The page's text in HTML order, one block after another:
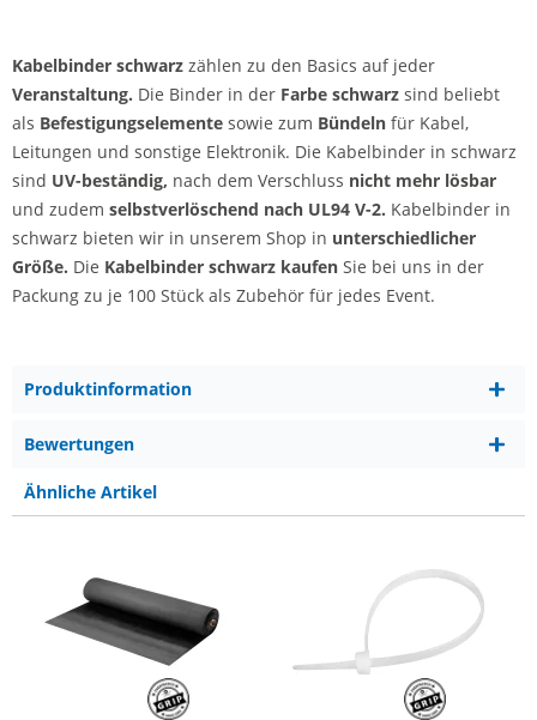
Kabelbinder schwarz zählen zu den Basics auf jeder
Veranstaltung. Die Binder in der Farbe schwarz sind beliebt
als Befestigungselemente sowie zum Bündeln für Kabel,
Leitungen und sonstige Elektronik. Die Kabelbinder in schwarz
sind UV-beständig, nach dem Verschluss nicht mehr lösbar
und zudem selbstverlöschend nach UL94 V-2. Kabelbinder in
schwarz bieten wir in unserem Shop in unterschiedlicher
Größe. Die Kabelbinder schwarz kaufen Sie bei uns in der
Packung zu je 100 Stück als Zubehör für jedes Event.
Produktinformation
Bewertungen
Ähnliche Artikel